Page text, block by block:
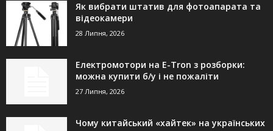
Як вибрати штатив для фотоапарата та
відеокамери
28 Липня, 2026
Електромотори на E-Tron з розборки:
можна купити б/у і не пожаліти
27 Липня, 2026
Чому китайський «хайтек» на українських